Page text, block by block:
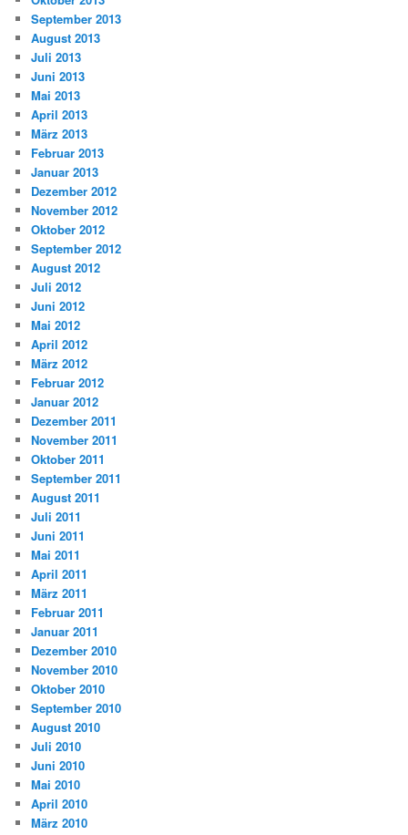
September 2013
August 2013
Juli 2013
Juni 2013
Mai 2013
April 2013
März 2013
Februar 2013
Januar 2013
Dezember 2012
November 2012
Oktober 2012
September 2012
August 2012
Juli 2012
Juni 2012
Mai 2012
April 2012
März 2012
Februar 2012
Januar 2012
Dezember 2011
November 2011
Oktober 2011
September 2011
August 2011
Juli 2011
Juni 2011
Mai 2011
April 2011
März 2011
Februar 2011
Januar 2011
Dezember 2010
November 2010
Oktober 2010
September 2010
August 2010
Juli 2010
Juni 2010
Mai 2010
April 2010
März 2010